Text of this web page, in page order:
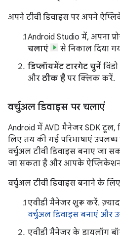
अपने टीवी डिवाइस पर अपने
Android Studio में, अपना
चलाएं
से निकाल दिया
डिप्लॉयमेंट टारगेट चुनें
और ठीक है पर क्लिक करें.
वर्चुअल डिवाइस पर चलाएं
Android में AVD मैनेजर SDK
लिए तय की गई परिभाषाएं
वर्चुअल टीवी डिवाइस बनाए जा
जा सकता है और आपके ऐप्लिकेशन
वर्चुअल टीवी डिवाइस बनाने के
एवीडी मैनेजर शुरू करें.
वर्चुअल डिवाइस बनाएं और
एवीडी मैनेजर के डायलॉग